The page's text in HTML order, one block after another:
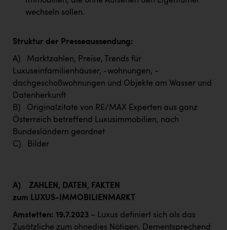
wechseln sollen.
Struktur der Presseaussendung:
A) Marktzahlen, Preise, Trends für
Luxuseinfamilienhäuser, -wohnungen, -
dachgeschoßwohnungen und Objekte am Wasser und
Datenherkunft
B) Originalzitate von RE/MAX Experten aus ganz
Österreich betreffend Luxusimmobilien, nach
Bundesländern geordnet
C) Bilder
A)
ZAHLEN, DATEN, FAKTEN
zum LUXUS-IMMOBILIENMARKT
Amstetten: 19.7.2023 – Luxus definiert sich als das
Zusätzliche zum ohnedies Nötigen. Dementsprechend